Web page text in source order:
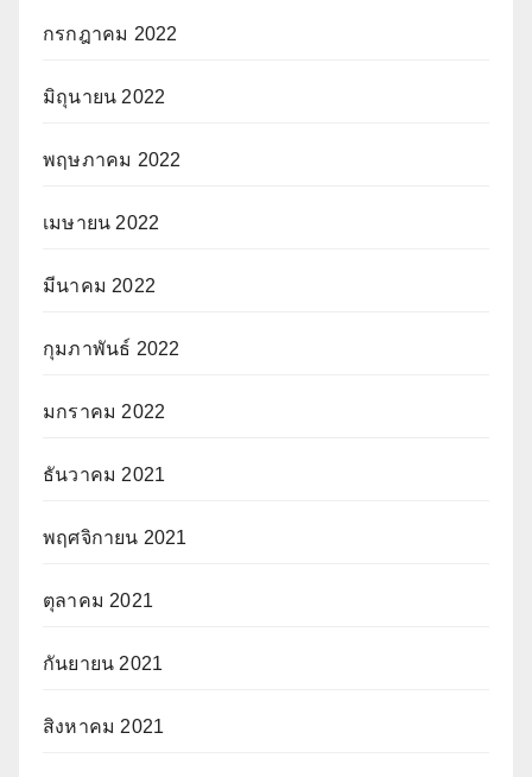
กรกฎาคม 2022
มิถุนายน 2022
พฤษภาคม 2022
เมษายน 2022
มีนาคม 2022
กุมภาพันธ์ 2022
มกราคม 2022
ธันวาคม 2021
พฤศจิกายน 2021
ตุลาคม 2021
กันยายน 2021
สิงหาคม 2021